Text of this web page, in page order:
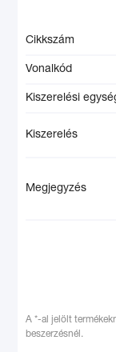
Cikkszám
Vonalkód
Kiszerelési
Kiszerelés
Megjegyzés
A *-al jelölt
beszerzésnél.